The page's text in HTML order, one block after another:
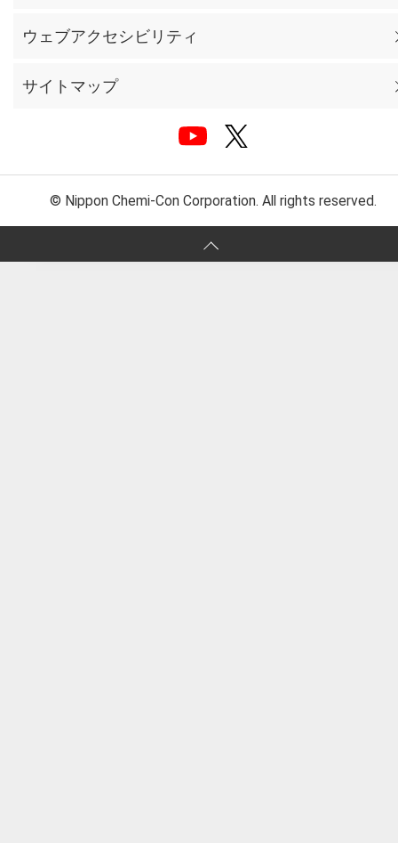
ウェブアクセシビリティ
サイトマップ
© Nippon Chemi-Con Corporation. All rights reserved.